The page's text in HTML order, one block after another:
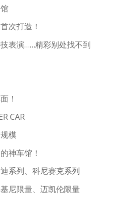
次打造！
表演……精彩别处找不到
！
CAR
模
神车馆！
系列、科尼赛克系列
尼限量、迈凯伦限量